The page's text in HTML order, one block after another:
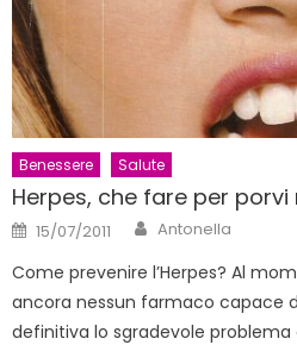
Benessere Salute
Herpes, che fare per porvi
Posted
on
15/07/2011 Author
Antonella
Come prevenire l’Herpes? Al
ancora nessun farmaco capace
definitiva lo sgradevole problema